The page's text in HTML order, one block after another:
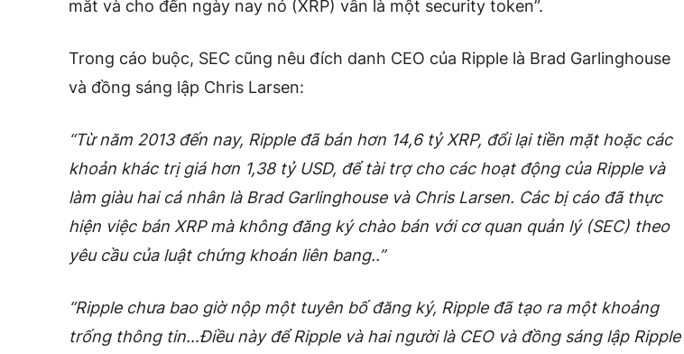
mắt và cho đến ngày nay nó (XRP) vẫn là một security token”.
Trong cáo buộc, SEC cũng nêu đích danh CEO của Ripple là Brad Garlinghouse
và đồng sáng lập Chris Larsen:
“Từ năm 2013 đến nay, Ripple đã bán hơn 14,6 tỷ XRP, đổi lại tiền mặt hoặc các
khoản khác trị giá hơn 1,38 tỷ USD, để tài trợ cho các hoạt động của Ripple và
làm giàu hai cá nhân là Brad Garlinghouse và Chris Larsen. Các bị cáo đã thực
hiện việc bán XRP mà không đăng ký chào bán với cơ quan quản lý (SEC) theo
yêu cầu của luật chứng khoán liên bang..”
“Ripple chưa bao giờ nộp một tuyên bố đăng ký, Ripple đã tạo ra một khoảng
trống thông tin…Điều này để Ripple và hai người là CEO và đồng sáng lập Ripple